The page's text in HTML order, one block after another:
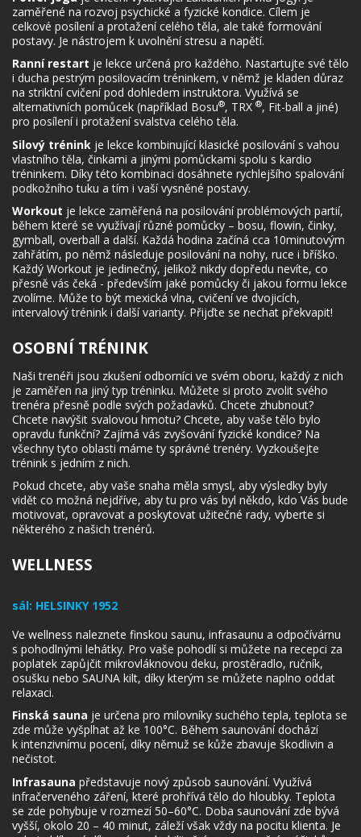
zaměřené na rozvoj psychické a fyzické kondice. Cílem je
celkové posílení a protažení celého těla, ale také formování
postavy. Je nástrojem k uvolnění stresu a napětí.
Ranní restart je lekce určená pro každého. Nastartujte své tělo
i ducha pestrým posilovacím tréninkem, v němž je kladen důraz
na striktní cvičení pod dohledem instruktora. Využívá se
alternativních pomůcek (například Bosu®, TRX ®, Fit-ball a jiné)
pro posílení i protažení svalstva celého těla.
Silový trénink je lekce kombinující klasické posilování s vahou
vlastního těla, činkami a jinými pomůckami spolu s kardio
tréninkem. Díky této kombinaci dosáhnete rychlejšího spalování
podkožního tuku a tím i vaší vysněné postavy.
Workout je lekce zaměřená na posilování problémových partií,
během které se využívají různé pomůcky – bosu, flowin, činky,
gymball, overball a další. Každá hodina začíná cca 10minutovým
zahřátím, po němž následuje posilování na nohy, ruce i bříško.
Každý Workout je jedinečný, jelikož nikdy dopředu nevíte, co
přesně vás čeká - především jaké pomůcky či jakou formu lekce
zvolíme. Může to být mexická vlna, cvičení ve dvojicích,
intervalový trénink i další varianty. Přijďte se nechat překvapit!
OSOBNÍ TRÉNINK
Naši trenéři jsou zkušení odborníci ve svém oboru, každý z nich
je zaměřen na jiný typ tréninku. Můžete si proto zvolit svého
trenéra přesně podle svých požadavků. Chcete zhubnout?
Chcete navýšit svalovou hmotu? Chcete, aby vaše tělo bylo
opravdu funkční? Zajímá vás zvyšování fyzické kondice? Na
všechny tyto oblasti máme ty správné trenéry. Vyzkoušejte
trénink s jedním z nich.
Pokud chcete, aby vaše snaha měla smysl, aby výsledky byly
vidět co možná nejdříve, aby tu pro vás byl někdo, kdo Vás bude
motivovat, opravovat a poskytovat užitečné rady, vyberte si
některého z našich trenérů.
WELLNESS
sál: HELSINKY 1952
Ve wellness naleznete finskou saunu, infrasaunu a odpočívárnu
s pohodlnými lehátky. Pro vaše pohodlí si můžete na recepci za
poplatek zapůjčit mikrovláknovou deku, prostěradlo, ručník,
osušku nebo SAUNA kilt, díky kterým se můžete naplno oddat
relaxaci.
Finská sauna je určena pro milovníky suchého tepla, teplota se
zde může vyšplhat až ke 100°C. Během saunování dochází
k intenzivnímu pocení, díky němuž se kůže zbavuje škodlivin a
nečistot.
Infrasauna představuje nový způsob saunování. Využívá
infračerveného záření, které prohřívá tělo do hloubky. Teplota
se zde pohybuje v rozmezí 50–60°C. Doba saunování zde bývá
vyšší, okolo 20 – 40 minut, záleží však vždy na pocitu klienta. Je